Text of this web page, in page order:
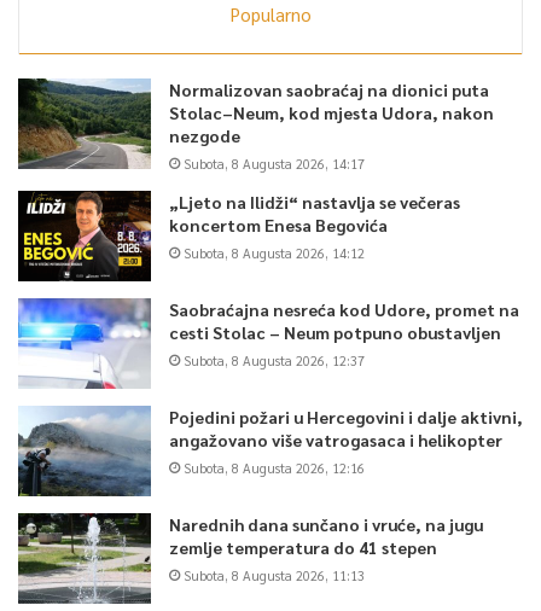
Popularno
Normalizovan saobraćaj na dionici puta
Stolac–Neum, kod mjesta Udora, nakon
nezgode
Subota, 8 Augusta 2026, 14:17
„Ljeto na Ilidži“ nastavlja se večeras
koncertom Enesa Begovića
Subota, 8 Augusta 2026, 14:12
Saobraćajna nesreća kod Udore, promet na
cesti Stolac – Neum potpuno obustavljen
Subota, 8 Augusta 2026, 12:37
Pojedini požari u Hercegovini i dalje aktivni,
angažovano više vatrogasaca i helikopter
Subota, 8 Augusta 2026, 12:16
Narednih dana sunčano i vruće, na jugu
zemlje temperatura do 41 stepen
Subota, 8 Augusta 2026, 11:13